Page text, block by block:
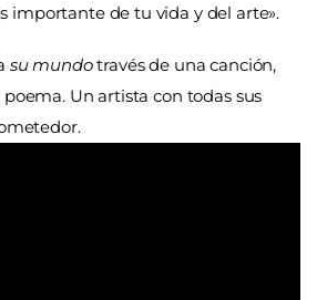
importante de tu vida y del arte».
su mundotravés de una canción,
Un artista con todas sus